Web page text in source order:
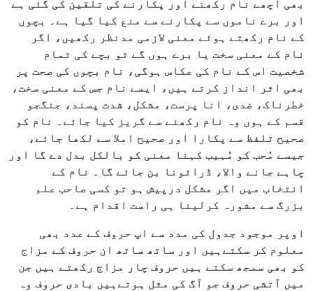
بھی اچھے نام رکھنے اور پکارنے کی تلقین کی گئی ہے
اور برے ناموں سے پکارنے سے منع کیا گیا ہے۔ بچوں
کے نام رکھتے ہوئے معنی لازمی مدنظر رکھیں، اگر
نام کے معنی سخت یا برے ہوں گے تو بچے کی تمام
شخصیت اس کے نام کی عکاس ہوگی، نام بچوں کی صحت پر
بھی اثر انداز کرتے ہیں، ایسے نام جس کے معنی سخت،
خطرناک، ضدی، انا پرست، مشکل، شدت پسند، جنگجو
قسم کے ہوں وہ نام رکھنے سے گریز کیا جائے۔ نام کو
صحیح تلفظ سے پکارا اور صحیح املا سے لکھا جائے،
جیسے مُحب کو مُہیب کہنا معنی کو بالکل بدل دے گا اور
چاہے جانے والا، ڈرائونا بن جائے گا۔ نام کے
انتخاب میں اگر مشکل درپیش ہو تو کسی صاحب علم
بزرگ سے مشورہ کرلینا ہی راست اقدام ہے۔
اوپر موجود جدول کی مدد سے اپ حروف کے عدد بھی
معلوم کر سکتےہیں اور ساتھ ساتھ ان حروف کے مزاج
کو بھی سمجھ سکتے ہیں حروف چار مزاج رکھتے ہیں جن
میں آتشی حروف جو آگ کی مثل ہوتےہیں بادی حروف وہ